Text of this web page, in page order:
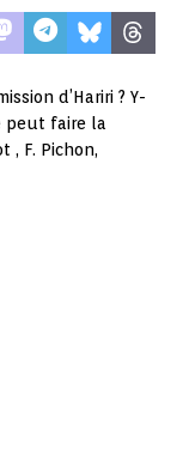
d’Hariri ? Y-
peut faire la
, F. Pichon,